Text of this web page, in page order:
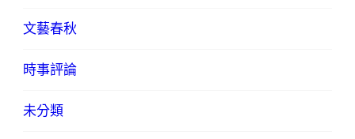
文藝春秋
時事評論
未分類